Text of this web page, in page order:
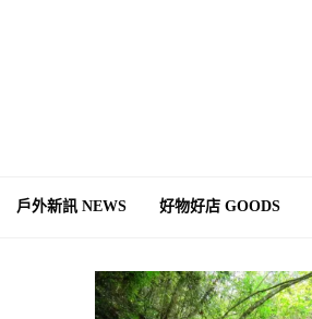
戶外新訊 NEWS 好物好店 GOODS